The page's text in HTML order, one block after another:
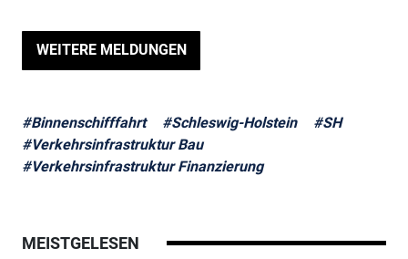
WEITERE MELDUNGEN
#Binnenschifffahrt #Schleswig-Holstein
#SH
#Verkehrsinfrastruktur Bau
#Verkehrsinfrastruktur Finanzierung
MEISTGELESEN